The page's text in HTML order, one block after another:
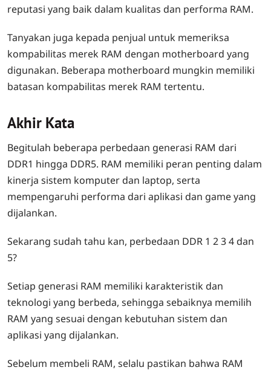
reputasi yang baik dalam kualitas dan performa RAM.
Tanyakan juga kepada penjual untuk memeriksa
kompabilitas merek RAM dengan motherboard yang
digunakan. Beberapa motherboard mungkin memiliki
batasan kompabilitas merek RAM tertentu.
Akhir Kata
Begitulah beberapa perbedaan generasi RAM dari
DDR1 hingga DDR5. RAM memiliki peran penting dalam
kinerja sistem komputer dan laptop, serta
mempengaruhi performa dari aplikasi dan game yang
dijalankan.
Sekarang sudah tahu kan, perbedaan DDR 1 2 3 4 dan
5?
Setiap generasi RAM memiliki karakteristik dan
teknologi yang berbeda, sehingga sebaiknya memilih
RAM yang sesuai dengan kebutuhan sistem dan
aplikasi yang dijalankan.
Sebelum membeli RAM, selalu pastikan bahwa RAM